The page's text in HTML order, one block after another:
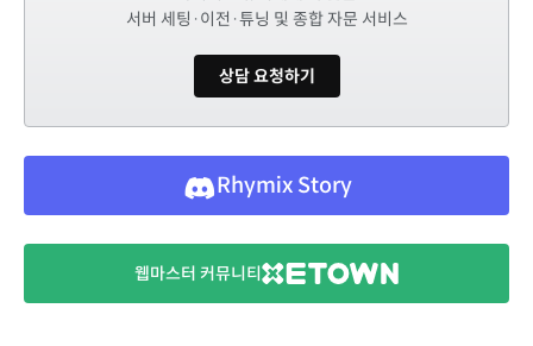
서버 세팅·이전·튜닝 및 종합 자문 서비스
상담 요청하기
Rhymix Story
웹마스터 커뮤니티